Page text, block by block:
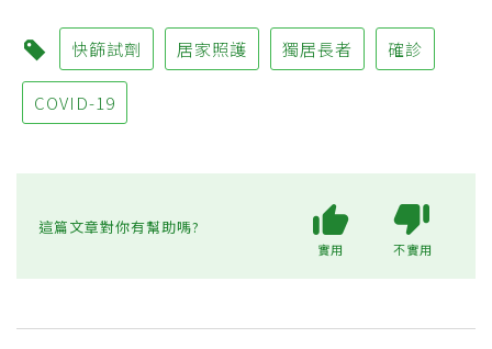
快篩試劑 居家照護 獨居長者 確診
COVID-19
這篇文章對你有幫助嗎?
實用 不實用